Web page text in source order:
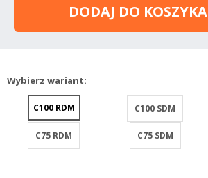
DODAJ DO KOSZYKA
Wybierz wariant:
C100 RDM C100 SDM
C75 RDM C75 SDM